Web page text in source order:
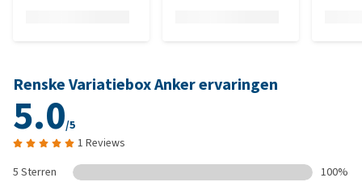
Renske Variatiebox Anker ervaringen
5.0/5
1 Reviews
5 Sterren
100%